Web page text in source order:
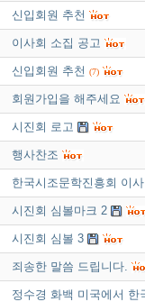
신입회원 추천
이사회 소집 공고
신입회원 추천 (7)
회원가입을 해주세요
시진회 로고
행사찬조
한국시조문학진흥회 이
시진회 심볼마크 2
시진회 심볼 3
죄송한 말씀 드립니다.
정수경 화백 미국에서 한